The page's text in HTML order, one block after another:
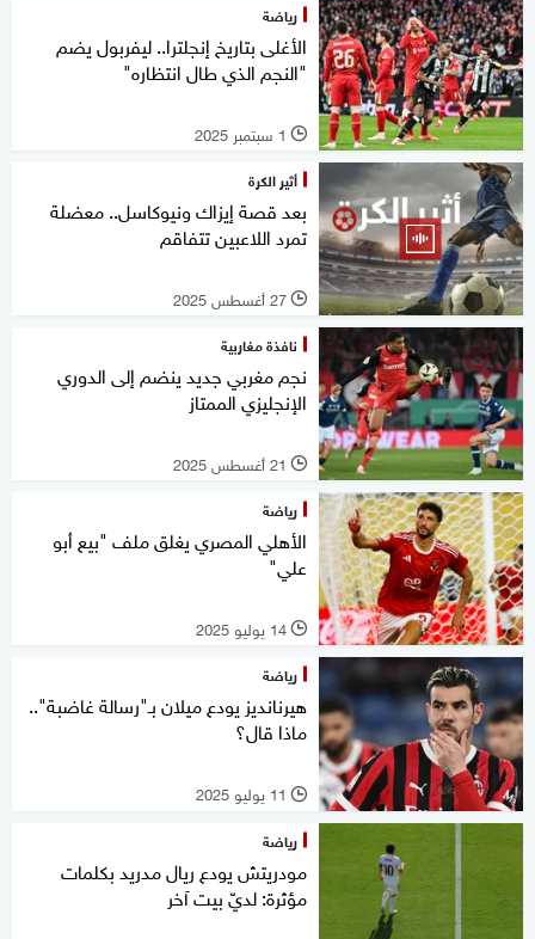
رياضة
الأغلى بتاريخ إنجلترا.. ليفربول يضم
"النجم الذي طال انتظاره"
l 1 سبتمبر 2025
أثير الكرة
بعد قصة إيزاك ونيوكاسل.. معضلة
تمرد اللاعبين تتفاقم
l 27 أغسطس 2025
نافذة مغاربية
نجم مغربي جديد ينضم إلى الدوري
الإنجليزي الممتاز
l 21 أغسطس 2025
رياضة
الأهلي المصري يغلق ملف "بيع أبو
علي"
l 14 يوليو 2025
رياضة
هيرنانديز يودع ميلان بـ"رسالة غاضبة"..
ماذا قال؟
l 11 يوليو 2025
رياضة
مودريتش يودع ريال مدريد بكلمات
مؤثرة: لديّ بيت آخر